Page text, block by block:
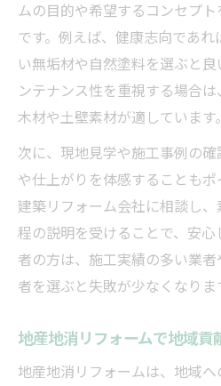
ムの目的や希望するコンセプ
です。例えば、健康志向であ
い無垢材や自然塗料を選ぶと
ンテナンス性を重視する場合
木材や土壁素材が適しています。
次に、現地見学や施工事例の
や仕上がりを体感することも
建築リフォーム会社に相談し
程の説明を受けることで、安
者の方は、施工実績の多い業
者を選ぶと失敗が少なくなりま
地産地消リフォームで地域貢
地産地消リフォームは、地域